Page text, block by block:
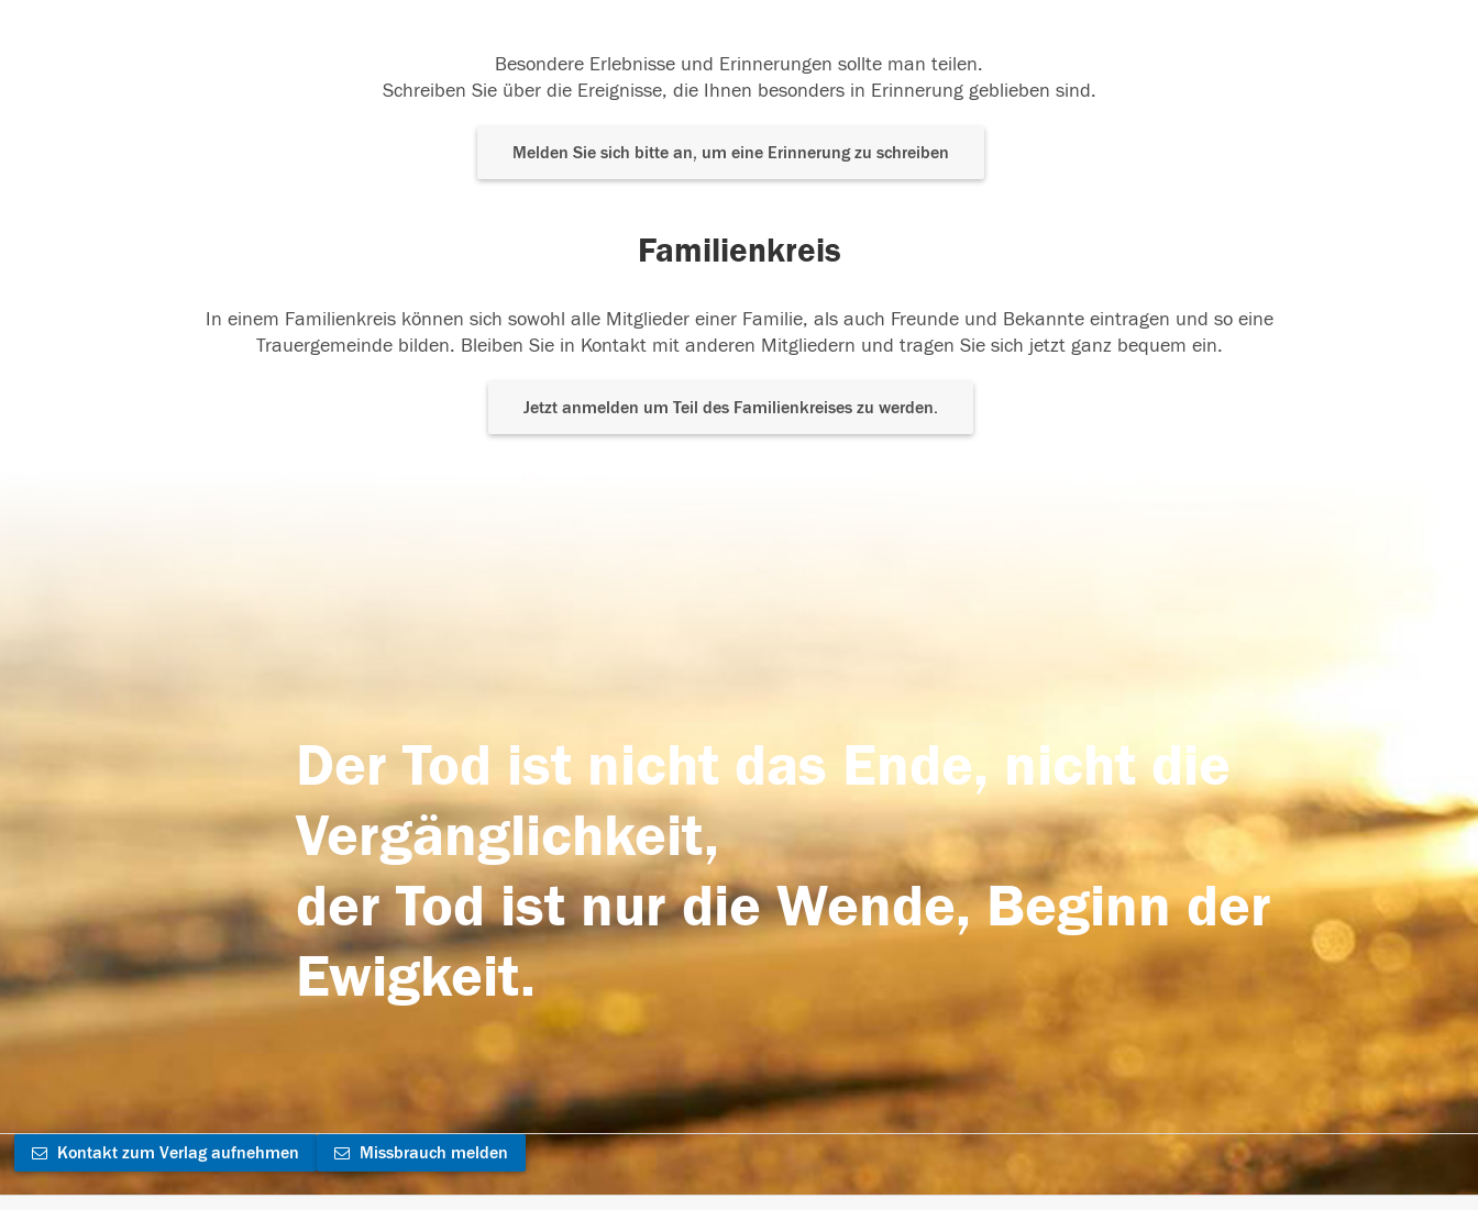
Besondere Erlebnisse und Erinnerungen sollte man teilen.
Schreiben Sie über die Ereignisse, die Ihnen besonders in Erinnerung geblieben sind.
Melden Sie sich bitte an, um eine Erinnerung zu schreiben
Familienkreis
In einem Familienkreis können sich sowohl alle Mitglieder einer Familie, als auch Freunde und Bekannte eintragen und so eine
Trauergemeinde bilden. Bleiben Sie in Kontakt mit anderen Mitgliedern und tragen Sie sich jetzt ganz bequem ein.
Jetzt anmelden um Teil des Familienkreises zu werden.
Der Tod ist nicht das Ende, nicht die
Vergänglichkeit,
der Tod ist nur die Wende, Beginn der
Ewigkeit.
Kontakt zum Verlag aufnehmen Missbrauch melden